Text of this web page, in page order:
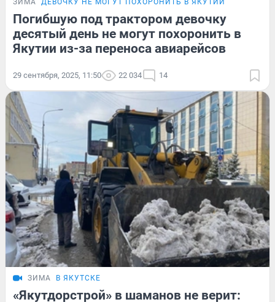
ЗИМА ДЕВОЧКУ НЕ МОГУТ ПОХОРОНИТЬ В ЯКУТИИ
Погибшую под трактором девочку
десятый день не могут похоронить в
Якутии из-за переноса авиарейсов
29 сентября, 2025, 11:50 22 034 14
ЗИМА В ЯКУТСКЕ
«Якутдорстрой» в шаманов не верит: